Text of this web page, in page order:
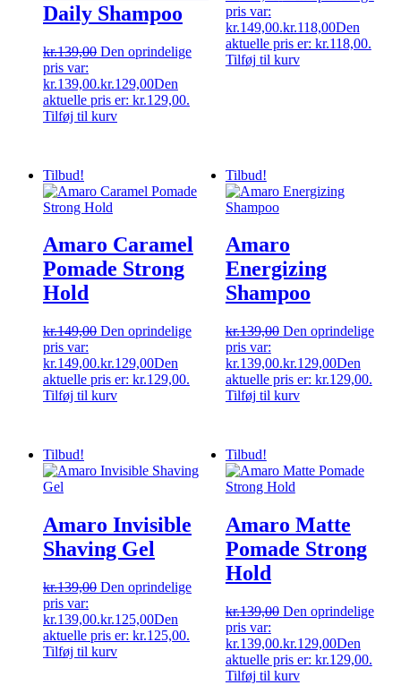
Daily Shampoo
kr.139,00 Den oprindelige
pris var:
kr.139,00.kr.129,00Den
aktuelle pris er: kr.129,00.
Tilføj til kurv
pris var:
kr.149,00.kr.118,00Den
aktuelle pris er: kr.118,00.
Tilføj til kurv
Tilbud!
Amaro Caramel
Pomade Strong
Hold
kr.149,00 Den oprindelige
pris var:
kr.149,00.kr.129,00Den
aktuelle pris er: kr.129,00.
Tilføj til kurv
Tilbud!
Amaro
Energizing
Shampoo
kr.139,00 Den oprindelige
pris var:
kr.139,00.kr.129,00Den
aktuelle pris er: kr.129,00.
Tilføj til kurv
Tilbud!
Amaro Invisible
Shaving Gel
kr.139,00 Den oprindelige
pris var:
kr.139,00.kr.125,00Den
aktuelle pris er: kr.125,00.
Tilføj til kurv
Tilbud!
Amaro Matte
Pomade Strong
Hold
kr.139,00 Den oprindelige
pris var:
kr.139,00.kr.129,00Den
aktuelle pris er: kr.129,00.
Tilføj til kurv